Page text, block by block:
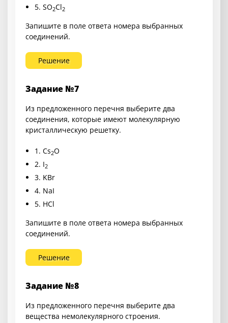
5. SO2Cl2
Запишите в поле ответа номера выбранных
соединений.
Решение
Задание №7
Из предложенного перечня выберите два
соединения, которые имеют молекулярную
кристаллическую решетку.
1. Cs2O
2. I2
3. KBr
4. NaI
5. HCl
Запишите в поле ответа номера выбранных
соединений.
Решение
Задание №8
Из предложенного перечня выберите два
вещества немолекулярного строения.